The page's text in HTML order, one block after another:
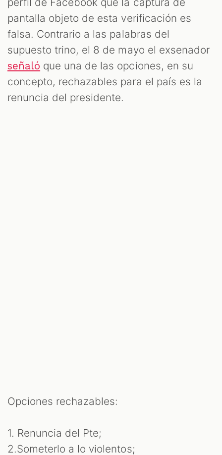
pantalla objeto de esta verificación es
falsa. Contrario a las palabras del
supuesto trino, el 8 de mayo el exsenador
señaló que una de las opciones, en su
concepto, rechazables para el país es la
renuncia del presidente.
Opciones rechazables:
1. Renuncia del Pte;
2.Someterlo a lo violentos;